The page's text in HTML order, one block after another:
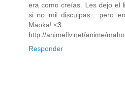
era como creías. Les dejo el
si no mil disculpas... pero
Maoka! <3
http://animeflv.net/anime/
Responder